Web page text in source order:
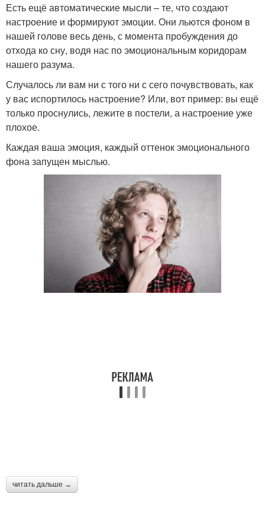
Есть ещё автоматические мысли – те, что создают
настроение и формируют эмоции. Они льются фоном в
нашей голове весь день, с момента пробуждения до
отхода ко сну, водя нас по эмоциональным коридорам
нашего разума.
Случалось ли вам ни с того ни с сего почувствовать, как
у вас испортилось настроение? Или, вот пример: вы ещё
только проснулись, лежите в постели, а настроение уже
плохое.
Каждая ваша эмоция, каждый оттенок эмоционального
фона запущен мыслью.
читать дальше →